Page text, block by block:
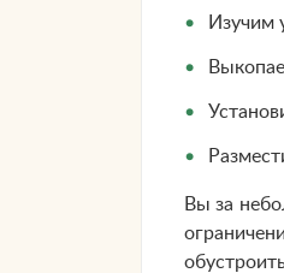
Изучим
Вы за